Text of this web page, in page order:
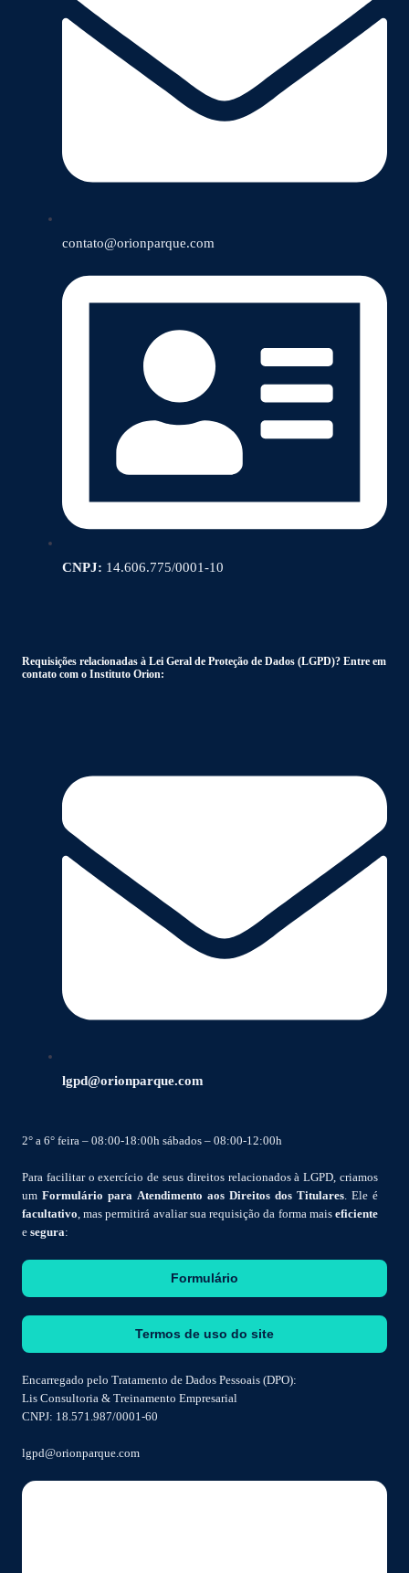
contato@orionparque.com
CNPJ: 14.606.775/0001-10
Requisições relacionadas à Lei Geral de Proteção de Dados (LGPD)? Entre em
contato com o Instituto Orion:
lgpd@orionparque.com
2° a 6° feira – 08:00-18:00h sábados – 08:00-12:00h
Para facilitar o exercício de seus direitos relacionados à LGPD, criamos
um Formulário para Atendimento aos Direitos dos Titulares. Ele é
facultativo, mas permitirá avaliar sua requisição da forma mais eficiente
e segura:
Formulário
Termos de uso do site
Encarregado pelo Tratamento de Dados Pessoais (DPO):
Lis Consultoria & Treinamento Empresarial
CNPJ: 18.571.987/0001-60
lgpd@orionparque.com